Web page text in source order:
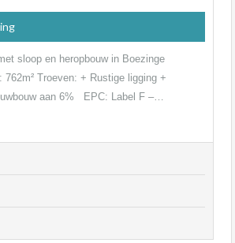
sloop en heropbouw in Boezinge
762m² Troeven: + Rustige ligging +
aan 6% EPC: Label F –…